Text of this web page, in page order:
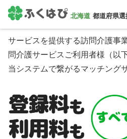
ふくはぴ北海道とは
サービスを提供する訪問介護事
問介護サービスご利用者様（以
当システムで繋がるマッチング
北海道 都道府県選